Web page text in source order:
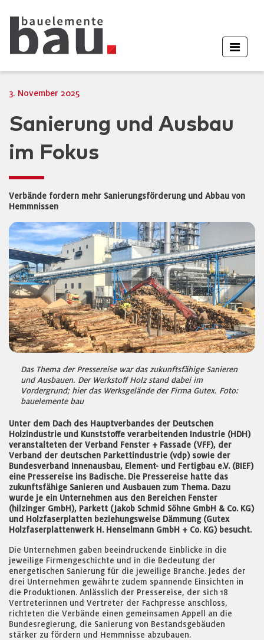
3. November 2025
Sanierung und Ausbau
im Fokus
Verbände fordern mehr Sanierungsförderung und Abbau von
Hemmnissen
Das Thema der Pressereise war das zukunftsfähige Sanieren
und Ausbauen. Der Werkstoff Holz stand dabei im
Vordergrund; hier das Werksgelände der Firma Gutex. Foto:
bauelemente bau
Unter dem Dach des Hauptverbandes der Deutschen
Holzindustrie und Kunststoffe verarbeitenden Industrie (HDH)
veranstalteten der Verband Fenster + Fassade (VFF), der
Verband der deutschen Parkettindustrie (vdp) sowie der
Bundesverband Innenausbau, Element- und Fertigbau e.V. (BIEF)
eine Pressereise ins Badische. Die Pressereise hatte das
zukunftsfähige Sanieren und Ausbauen zum Thema. Dazu
wurde je ein Unternehmen aus den Bereichen Fenster
(hilzinger GmbH), Parkett (Jakob Schmid Söhne GmbH & Co. KG)
und Holzfaserplatten beziehungsweise Dämmung (Gutex
Holzfaserplattenwerk H. Henselmann GmbH + Co. KG) besucht.
Die Unternehmen gaben beeindruckende Einblicke in die
jeweilige Firmengeschichte und in die Bedeutung der
energetischen Sanierung für die jeweilige Branche. Jedes der
drei Unternehmen gewährte zudem spannende Einsichten in
die Produktionen. Anlässlich der Pressereise, der sich 18
Vertreterinnen und Vertreter der Fachpresse anschloss,
richteten die Verbände einen gemeinsamen Appell an die
Bundesregierung, die Sanierung von Bestandsgebäuden
stärker zu fördern und Hemmnisse abzubauen.